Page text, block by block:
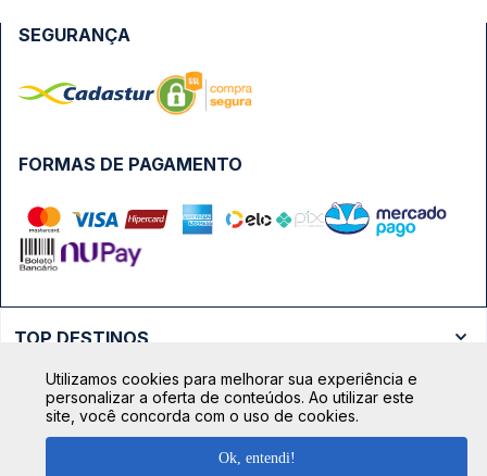
FORMAS DE PAGAMENTO
SEGURANÇA
TOP DESTINOS
Ônibus Rio de Janeiro
Ônibus São Paulo
TOP VIAÇÕES
Passagens Cometa
Utilizamos cookies para melhorar sua experiência e
personalizar a oferta de conteúdos. Ao utilizar este
site, você concorda com o uso de cookies.
Ok, entendi!